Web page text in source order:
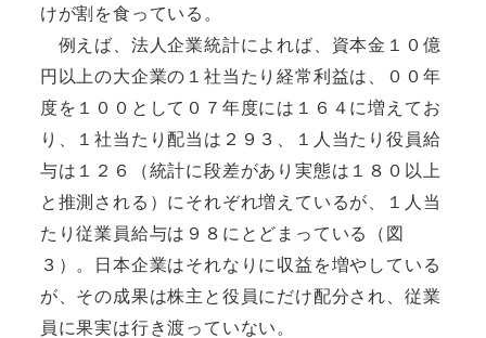
けが割を食っている。
例えば、法人企業統計によれば、資本金１０億
円以上の大企業の１社当たり経常利益は、００年
度を１００として０７年度には１６４に増えてお
り、１社当たり配当は２９３、１人当たり役員給
与は１２６（統計に段差があり実態は１８０以上
と推測される）にそれぞれ増えているが、１人当
たり従業員給与は９８にとどまっている（図
３）。日本企業はそれなりに収益を増やしている
が、その成果は株主と役員にだけ配分され、従業
員に果実は行き渡っていない。